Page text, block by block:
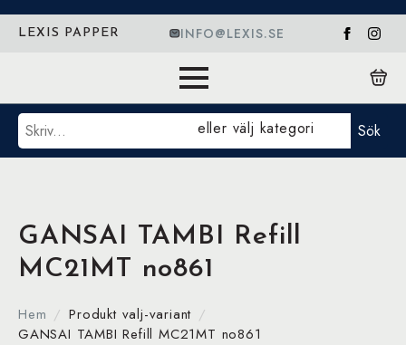
LEXIS PAPPER INFO@LEXIS.SE
Sök eller välj kategori Sök
GANSAI TAMBI Refill
MC21MT no861
Hem
Produkt valj-variant
GANSAI TAMBI Refill MC21MT no861